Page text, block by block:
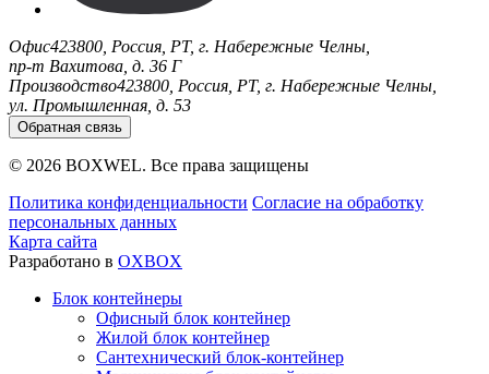
Офис423800, Россия, РТ, г. Набережные Челны,
пр-т Вахитова, д. 36 Г
Производство423800, Россия, РТ, г. Набережные Челны,
ул. Промышленная, д. 53
Обратная связь
© 2026 BOXWEL. Все права защищены
Политика конфиденциальности Согласие на обработку
персональных данных
Карта сайта
Разработано в OXBOX
Блок контейнеры
Офисный блок контейнер
Жилой блок контейнер
Сантехнический блок-контейнер